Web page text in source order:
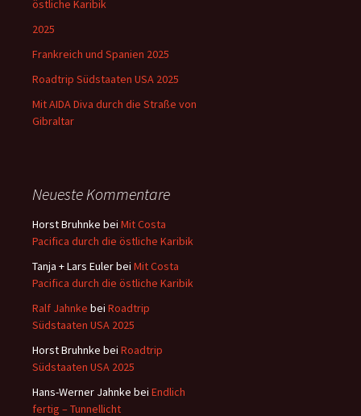
östliche Karibik
2025
Frankreich und Spanien 2025
Roadtrip Südstaaten USA 2025
Mit AIDA Diva durch die Straße von
Gibraltar
Neueste Kommentare
Horst Bruhnke bei Mit Costa
Pacifica durch die östliche Karibik
Tanja + Lars Eulerbei Mit Costa
Pacifica durch die östliche Karibik
Ralf Jahnke bei Roadtrip
Südstaaten USA 2025
Horst Bruhnke bei Roadtrip
Südstaaten USA 2025
Hans-Werner Jahnke bei Endlich
fertig – Tunnellicht